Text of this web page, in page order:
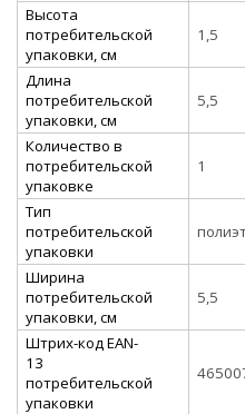
Высота
потребительской
упаковки, см
1,5
Длина
потребительской
упаковки, см
5,5
Количество в
потребительской
упаковке
1
Тип
потребительской
упаковки
Ширина
потребительской
упаковки, см
5,5
Штрих-код EAN-
13
потребительской
упаковки